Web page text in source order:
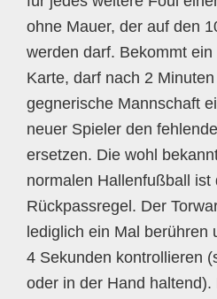
ohne Mauer, der auf den
werden darf. Bekommt
Karte, darf nach 2
gegnerische Mannschaft
neuer Spieler den
ersetzen. Die wohl
normalen Hallenfußball ist
Rückpassregel. Der
lediglich ein Mal berühren
4 Sekunden kontrollieren
oder in der Hand